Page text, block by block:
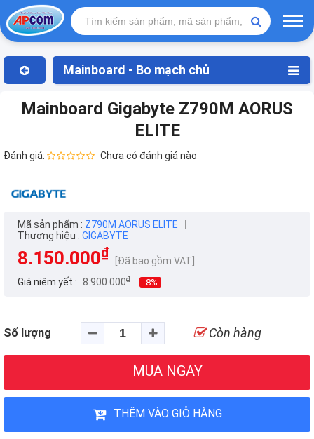
Mainboard - Bo mạch chủ
Mainboard Gigabyte Z790M AORUS
ELITE
Đánh giá: Chưa có đánh giá nào
Mã sản phẩm : Z790M AORUS ELITE
Thương hiệu : GIGABYTE
8.150.000₫
[Đã bao gồm VAT]
Giá niêm yết : 8.900.000₫ -8%
Số lượng Còn hàng
MUA NGAY
THÊM VÀO GIỎ HÀNG